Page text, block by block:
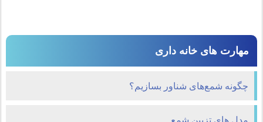
مهارت های خانه داری
چگونه شمع‌های شناور بسازیم؟
مدل های تزیین شمع